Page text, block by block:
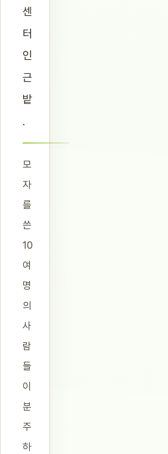
센
터
인
근
밭
.
모
자
를
쓴
10
여
명
의
사
람
들
이
분
주
하